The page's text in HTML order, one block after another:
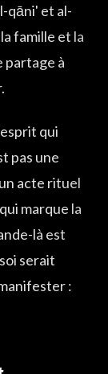
qāni' et al-
famille et la
partage à
qui
pas une
acte rituel
marque la
là est
serait
: